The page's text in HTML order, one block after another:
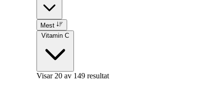
Mest
Vitamin C
Visar 20 av 149 resultat